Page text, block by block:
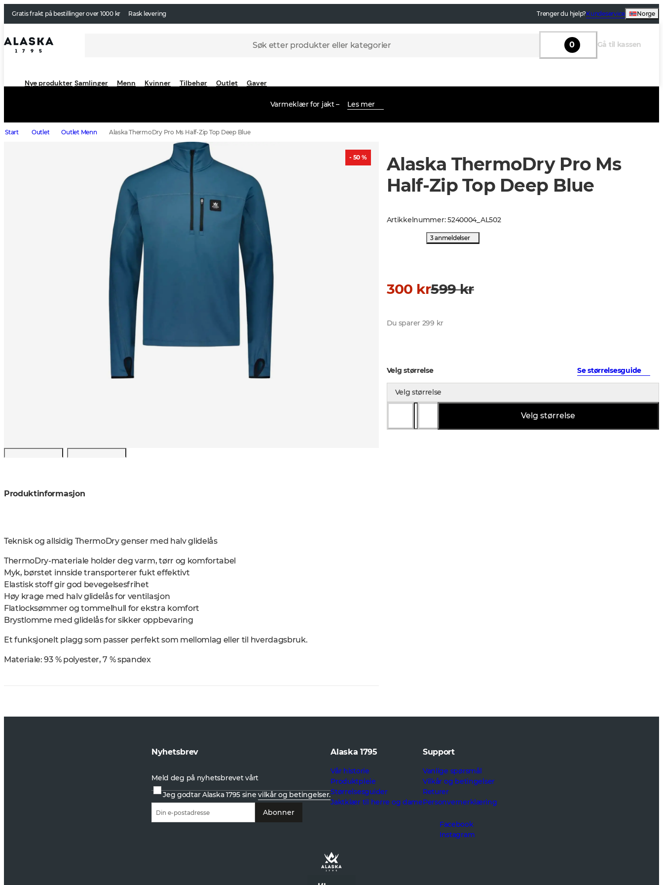
Gratis frakt på bestillinger over 1000 kr Rask levering Trenger du hjelp?Kundeservice Norge
Søk etter produkter eller kategorier 0 Gå til kassen
Nye produkter Samlinger Menn Kvinner Tilbehør Outlet Gaver
Varmeklær for jakt – Les mer
Start Outlet Outlet Menn Alaska ThermoDry Pro Ms Half-Zip Top Deep Blue
- 50 %
Produktinformasjon
Teknisk og allsidig ThermoDry genser med halv glidelås
ThermoDry-materiale holder deg varm, tørr og komfortabel
Myk, børstet innside transporterer fukt effektivt
Elastisk stoff gir god bevegelsesfrihet
Høy krage med halv glidelås for ventilasjon
Flatlocksømmer og tommelhull for ekstra komfort
Brystlomme med glidelås for sikker oppbevaring
Et funksjonelt plagg som passer perfekt som mellomlag eller til hverdagsbruk.
Materiale: 93 % polyester, 7 % spandex
Alaska ThermoDry Pro Ms
Half-Zip Top Deep Blue
Artikkelnummer:5240004_ AL502
3 anmeldelser
300 kr599 kr
Du sparer 299 kr
Velg størrelse Se størrelsesguide
Velg størrelse
Velg størrelse
Nyhetsbrev
Meld deg på nyhetsbrevet vårt
Jeg godtar Alaska 1795 sinevilkår og betingelser.
Abonner
Alaska 1795
Vår historie
Produktpleie
Størrelsesguider
Jaktklær til herre og dame
Support
Vanlige spørsmål
Vilkår og betingelser
Returer
Personvernerklæring
Facebook
Instagram